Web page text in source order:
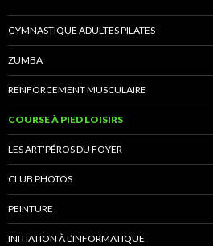
GYMNASTIQUE ADULTES PILATES
ZUMBA
RENFORCEMENT MUSCULAIRE
COURSE À PIED LOISIRS
LES ART’PÉROS DU FOYER
CLUB PHOTOS
PEINTURE
INITIATION À L’INFORMATIQUE